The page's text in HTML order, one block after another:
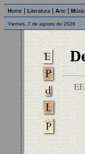
Home Literatura Arte M
Viernes, 7 de agosto de 2026